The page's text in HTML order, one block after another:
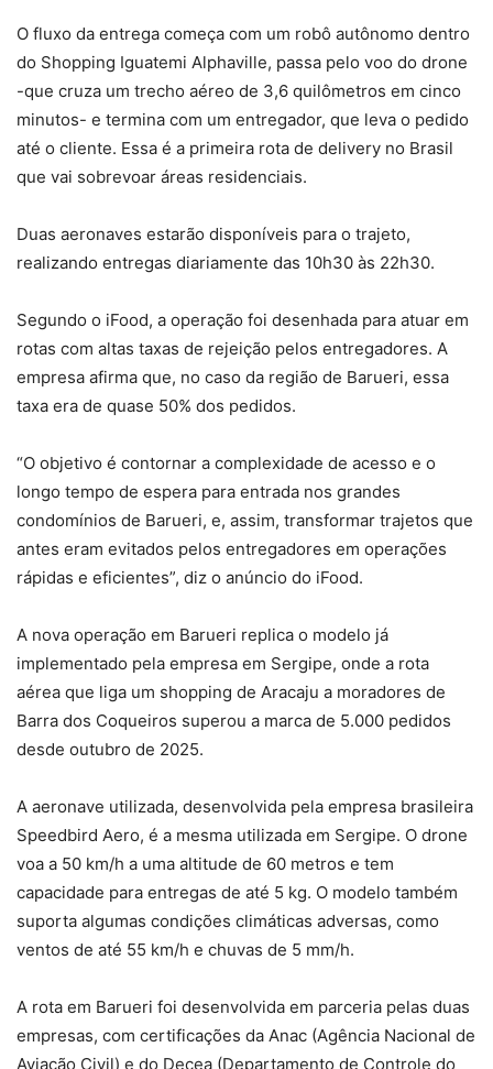
O fluxo da entrega começa com um robô autônomo dentro
do Shopping Iguatemi Alphaville, passa pelo voo do drone
-que cruza um trecho aéreo de 3,6 quilômetros em cinco
minutos- e termina com um entregador, que leva o pedido
até o cliente. Essa é a primeira rota de delivery no Brasil
que vai sobrevoar áreas residenciais.
Duas aeronaves estarão disponíveis para o trajeto,
realizando entregas diariamente das 10h30 às 22h30.
Segundo o iFood, a operação foi desenhada para atuar em
rotas com altas taxas de rejeição pelos entregadores. A
empresa afirma que, no caso da região de Barueri, essa
taxa era de quase 50% dos pedidos.
“O objetivo é contornar a complexidade de acesso e o
longo tempo de espera para entrada nos grandes
condomínios de Barueri, e, assim, transformar trajetos que
antes eram evitados pelos entregadores em operações
rápidas e eficientes”, diz o anúncio do iFood.
A nova operação em Barueri replica o modelo já
implementado pela empresa em Sergipe, onde a rota
aérea que liga um shopping de Aracaju a moradores de
Barra dos Coqueiros superou a marca de 5.000 pedidos
desde outubro de 2025.
A aeronave utilizada, desenvolvida pela empresa brasileira
Speedbird Aero, é a mesma utilizada em Sergipe. O drone
voa a 50 km/h a uma altitude de 60 metros e tem
capacidade para entregas de até 5 kg. O modelo também
suporta algumas condições climáticas adversas, como
ventos de até 55 km/h e chuvas de 5 mm/h.
A rota em Barueri foi desenvolvida em parceria pelas duas
empresas, com certificações da Anac (Agência Nacional de
Aviação Civil) e do Decea (Departamento de Controle do